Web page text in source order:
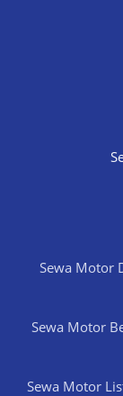
Sewa Motor
Sewa Motor
Sewa Motor